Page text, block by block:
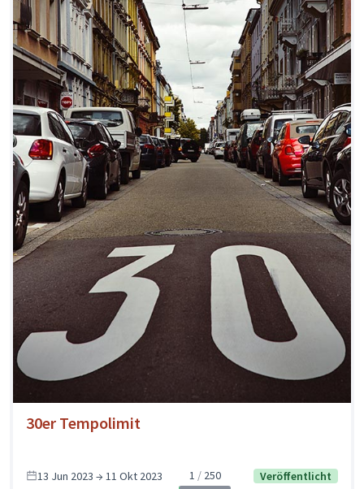
30er Tempolimit
13 Jun 2023 → 11 Okt 2023 1 250 Veröffentlicht